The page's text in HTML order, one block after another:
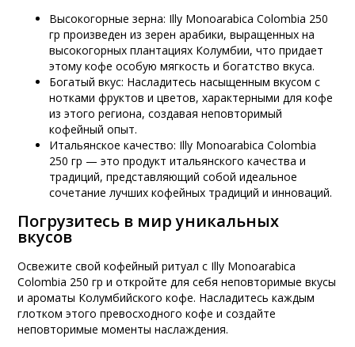
Высокогорные зерна: Illy Monoarabica Colombia 250
гр произведен из зерен арабики, выращенных на
высокогорных плантациях Колумбии, что придает
этому кофе особую мягкость и богатство вкуса.
Богатый вкус: Насладитесь насыщенным вкусом с
нотками фруктов и цветов, характерными для кофе
из этого региона, создавая неповторимый
кофейный опыт.
Итальянское качество: Illy Monoarabica Colombia
250 гр — это продукт итальянского качества и
традиций, представляющий собой идеальное
сочетание лучших кофейных традиций и инноваций.
Погрузитесь в мир уникальных
вкусов
Освежите свой кофейный ритуал с Illy Monoarabica
Colombia 250 гр и откройте для себя неповторимые вкусы
и ароматы Колумбийского кофе. Насладитесь каждым
глотком этого превосходного кофе и создайте
неповторимые моменты наслаждения.